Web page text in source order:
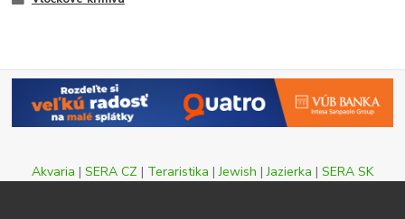
Akvaria | SERA CZ | Teraristika |Jewish |Jazierka | SERA SK